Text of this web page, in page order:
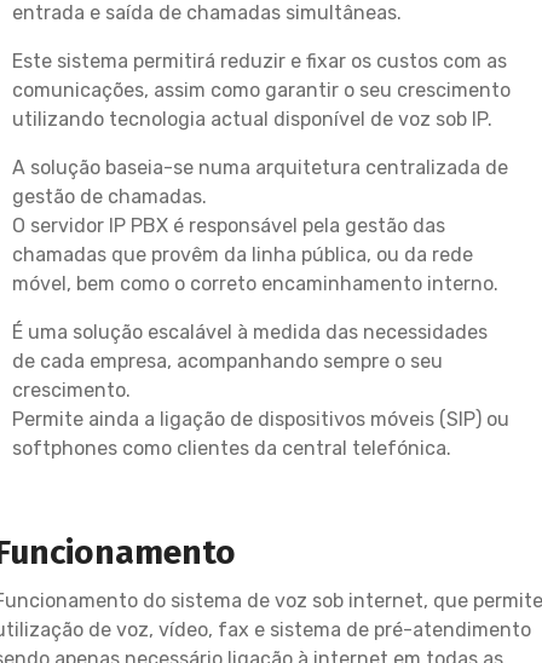
entrada e saída de chamadas simultâneas.
Este sistema permitirá reduzir e fixar os custos com as
comunicações, assim como garantir o seu crescimento
utilizando tecnologia actual disponível de voz sob IP.
A solução baseia-se numa arquitetura centralizada de
gestão de chamadas.
O servidor IP PBX é responsável pela gestão das
chamadas que provêm da linha pública, ou da rede
móvel, bem como o correto encaminhamento interno.
É uma solução escalável à medida das necessidades
de cada empresa, acompanhando sempre o seu
crescimento.
Permite ainda a ligação de dispositivos móveis (SIP) ou
softphones como clientes da central telefónica.
do sistema de voz sob internet, que permite
de voz, vídeo, fax e sistema de pré-atendimento